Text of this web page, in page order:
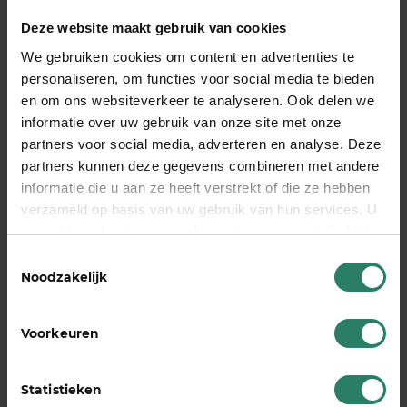
Deze website maakt gebruik van cookies
We gebruiken cookies om content en advertenties te
personaliseren, om functies voor social media te bieden
en om ons websiteverkeer te analyseren. Ook delen we
informatie over uw gebruik van onze site met onze
partners voor social media, adverteren en analyse. Deze
partners kunnen deze gegevens combineren met andere
informatie die u aan ze heeft verstrekt of die ze hebben
verzameld op basis van uw gebruik van hun services. U
gaat akkoord met onze cookies als u onze website blijft
Noodzakelijk
Voorkeuren
Statistieken
€185 per jaar, weet de NRC te melden. Best veel
geld, zeker als je allebei zefstandig onderneemt.
Gelukkig kan dat ook dan anders, weten de meer
dan 1800 deelnemers aan SharePeople. Je kunt
ook elkaar, in een groter verband, een inkomen
geven bij arbeidsongeschiktheid. En tegelijkertijd
aan je pensioen bouwen. Doe jij ook mee? Regel
hetmeteen of lees eerst hoe Sharepeoplewerkt.
NRC van zaterdag 16 november 2019
Deel dit stuk